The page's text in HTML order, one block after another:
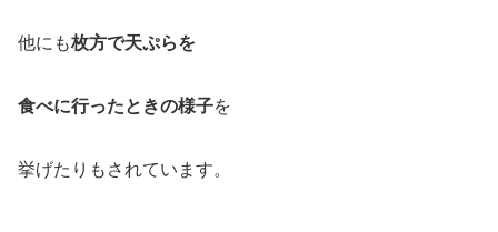
他にも枚方で天ぷらを
食べに行ったときの様子を
挙げたりもされています。